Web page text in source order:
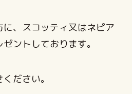
、スコッティ又はネピア
ントしております。
ださい。